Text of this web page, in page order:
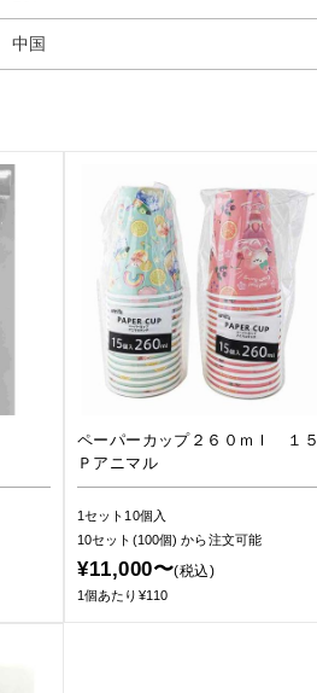
中国
ペーパーカップ２６０ｍｌ １５
Ｐアニマル
1セット10個入
10セット(100個)から注文可能
¥11,000〜(税込)
1個あたり¥110